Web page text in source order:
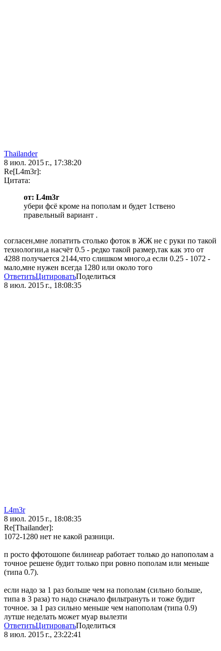
Thailander
8 июл. 2015 г., 17:38:20
Re[L4m3r]:
Цитата:
от: L4m3r
убери фсё кроме на пополам и будет 1ствено
правельный вариант .
согласен,мне лопатить столько фоток в ЖЖ не с руки по такой
технологии,а насчёт 0.5 - редко такой размер,так как это от
4288 получается 2144,что слишком много,а если 0.25 - 1072 -
мало,мне нужен всегда 1280 или около того
ОтветитьЦитироватьПоделиться
8 июл. 2015 г., 18:08:35
L4m3r
8 июл. 2015 г., 18:08:35
Re[Thailander]:
1072-1280 нет не какой разници.
п росто ффотошопе билинеар работает только до напополам а
точное решене будит только при ровно пополам или меньше
(типа 0.7).
если надо за 1 раз больше чем на пополам (сильно больше,
типа в 3 раза) то надо сначало фильтрануть и тоже будит
точное. за 1 раз сильно меньше чем напополам (типа 0.9)
лутше неделать может муар вылезти
ОтветитьЦитироватьПоделиться
8 июл. 2015 г., 23:22:41